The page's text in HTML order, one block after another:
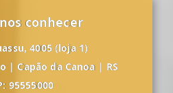
conhecer
4005 (loja 1)
| Capão da Canoa | RS
95555000